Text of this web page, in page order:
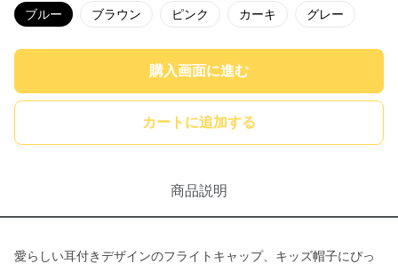
ブルー ブラウン ピンク カーキ グレー
購入画面に進む
カートに追加する
商品説明
愛らしい耳付きデザインのフライトキャップ、キッズ帽子にぴっ